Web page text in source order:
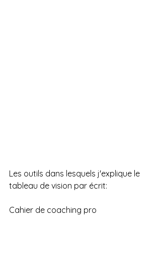
Les outils dans lesquels j'explique le
tableau de vision par écrit:
Cahier de coaching pro